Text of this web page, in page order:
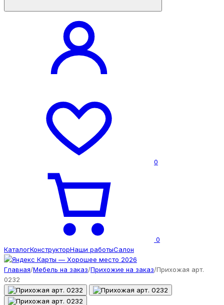
0
0
КаталогКонструкторНаши работыСалон
Главная/Мебель на заказ/Прихожие на заказ/Прихожая арт.
0232